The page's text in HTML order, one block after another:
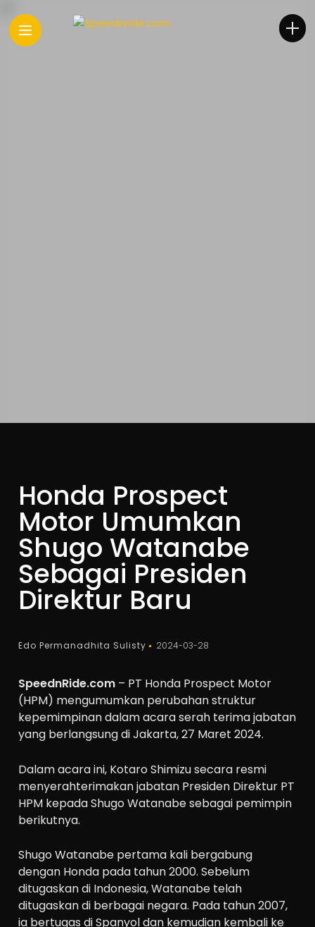
Honda Prospect
Motor Umumkan
Shugo Watanabe
Sebagai Presiden
Direktur Baru
Edo Permanadhita Sulisty 2024-03-28
SpeednRide.com – PT Honda Prospect Motor
(HPM) mengumumkan perubahan struktur
kepemimpinan dalam acara serah terima jabatan
yang berlangsung di Jakarta, 27 Maret 2024.
Dalam acara ini, Kotaro Shimizu secara resmi
menyerahterimakan jabatan Presiden Direktur PT
HPM kepada Shugo Watanabe sebagai pemimpin
berikutnya.
Shugo Watanabe pertama kali bergabung
dengan Honda pada tahun 2000. Sebelum
ditugaskan di Indonesia, Watanabe telah
ditugaskan di berbagai negara. Pada tahun 2007,
ia bertugas di Spanyol dan kemudian kembali ke